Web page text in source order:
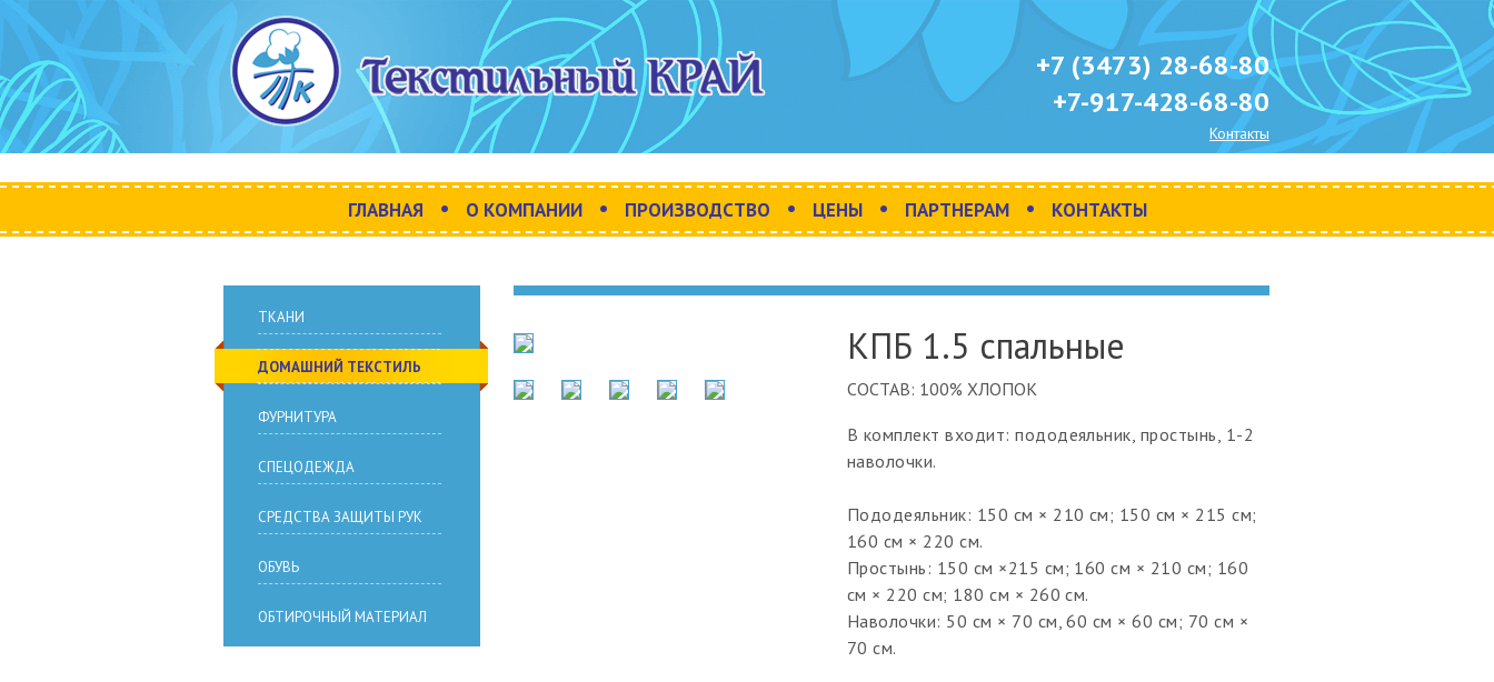
+7 (3473) 28-68-80
+7-917-428-68-80
Контакты
ГЛАВНАЯ • О КОМПАНИИ • ПРОИЗВОДСТВО • ЦЕНЫ • ПАРТНЕРАМ • КОНТАКТЫ
КПБ 1.5 спальные
СОСТАВ: 100% ХЛОПОК
В комплект входит: пододеяльник, простынь, 1-2
наволочки.
Пододеяльник: 150 см × 210 см; 150 см × 215 см;
160 см × 220 см.
Простынь: 150 см ×215 см; 160 см × 210 см; 160
см × 220 см; 180 см × 260 см.
Наволочки: 50 см × 70 см, 60 см × 60 см; 70 см ×
70 см.
ТКАНИ
ДОМАШНИЙ ТЕКСТИЛЬ
ФУРНИТУРА
СПЕЦОДЕЖДА
СРЕДСТВА ЗАЩИТЫ РУК
ОБУВЬ
ОБТИРОЧНЫЙ МАТЕРИАЛ